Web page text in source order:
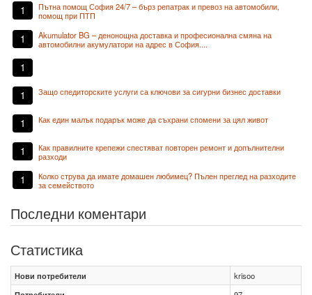
1
Пътна помощ София 24/7 – бърз репатрак и превоз на автомобили,
помощ при ПТП
1
Akumulator BG – денонощна доставка и професионална смяна на
автомобилни акумулатори на адрес в София....
1
1 Защо спедиторските услуги са ключови за сигурни бизнес доставки
1 Как един малък подарък може да съхрани спомени за цял живот
1
Как правилните крепежи спестяват повторен ремонт и допълнителни
разходи
1
Колко струва да имате домашен любимец? Пълен преглед на разходите
за семейството
Последни коментари
Статистика
Нови потребители
krisoo